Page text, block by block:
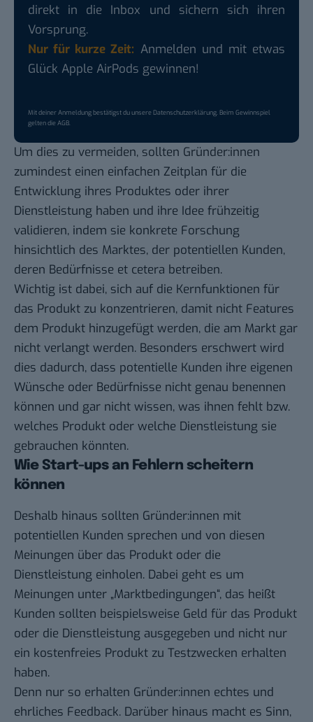
direkt in die Inbox und sichern sich ihren
Vorsprung.
Nur für kurze Zeit: Anmelden und mit etwas
Glück Apple AirPods gewinnen!
Mit deiner Anmeldung bestätigst du unsereDatenschutzerklärung. Beim Gewinnspiel
gelten dieAGB.
Um dies zu vermeiden, sollten Gründer:innen
zumindest einen einfachen Zeitplan für die
Entwicklung ihres Produktes oder ihrer
Dienstleistung haben und ihre Idee frühzeitig
validieren, indem sie konkrete Forschung
hinsichtlich des Marktes, der potentiellen Kunden,
deren Bedürfnisse et cetera betreiben.
Wichtig ist dabei, sich auf die Kernfunktionen für
das Produkt zu konzentrieren, damit nicht Features
dem Produkt hinzugefügt werden, die am Markt gar
nicht verlangt werden. Besonders erschwert wird
dies dadurch, dass potentielle Kunden ihre eigenen
Wünsche oder Bedürfnisse nicht genau benennen
können und gar nicht wissen, was ihnen fehlt bzw.
welches Produkt oder welche Dienstleistung sie
gebrauchen könnten.
Wie Start-ups an Fehlern scheitern
können
Deshalb hinaus sollten Gründer:innen mit
potentiellen Kunden sprechen und von diesen
Meinungen über das Produkt oder die
Dienstleistung einholen. Dabei geht es um
Meinungen unter „Marktbedingungen“, das heißt
Kunden sollten beispielsweise Geld für das Produkt
oder die Dienstleistung ausgegeben und nicht nur
ein kostenfreies Produkt zu Testzwecken erhalten
haben.
Denn nur so erhalten Gründer:innen echtes und
ehrliches Feedback. Darüber hinaus macht es Sinn,